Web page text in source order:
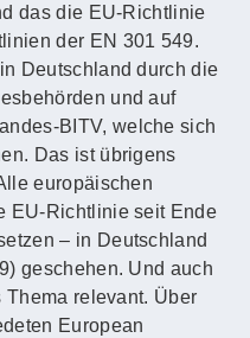
das die EU-Richtlinie
der EN 301 549.
Deutschland durch die
und auf
BITV, welche sich
Das ist übrigens
europäischen
EU-Richtlinie seit Ende
– in Deutschland
geschehen. Und auch
relevant. Über
European